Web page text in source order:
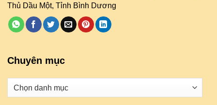
Thủ Dầu Một, Tỉnh Bình Dương
Chuyên mục
Danh